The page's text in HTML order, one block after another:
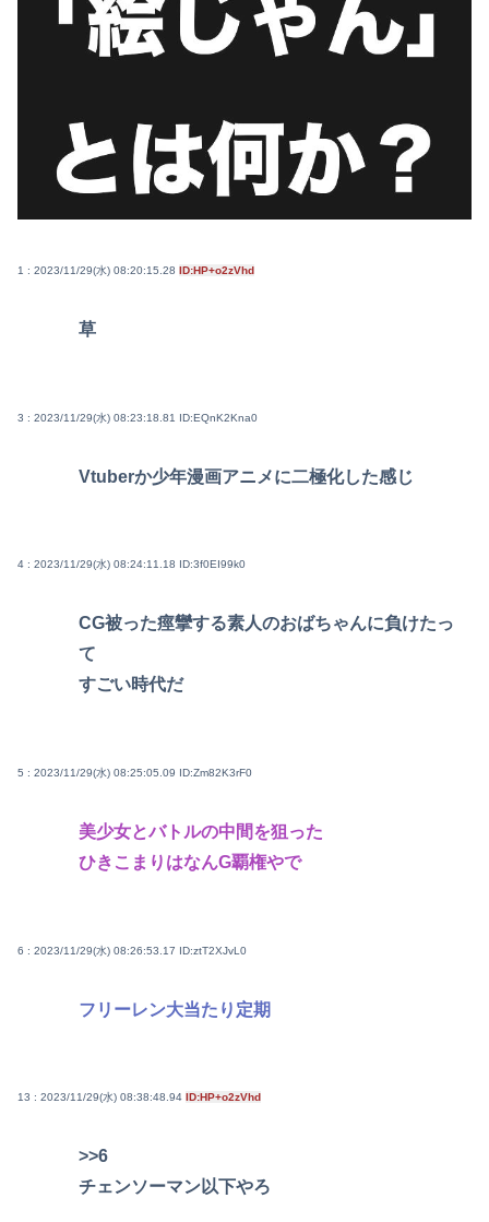
1 : 2023/11/29(水) 08:20:15.28 ID:HP+o2zVhd
草
3 : 2023/11/29(水) 08:23:18.81 ID:EQnK2Kna0
Vtuberか少年漫画アニメに二極化した感じ
4 : 2023/11/29(水) 08:24:11.18 ID:3f0EI99k0
CG被った痙攣する素人のおばちゃんに負けたっ
て
すごい時代だ
5 : 2023/11/29(水) 08:25:05.09 ID:Zm82K3rF0
美少女とバトルの中間を狙った
ひきこまりはなんG覇権やで
6 : 2023/11/29(水) 08:26:53.17 ID:ztT2XJvL0
フリーレン大当たり定期
13 : 2023/11/29(水) 08:38:48.94 ID:HP+o2zVhd
>>6
チェンソーマン以下やろ